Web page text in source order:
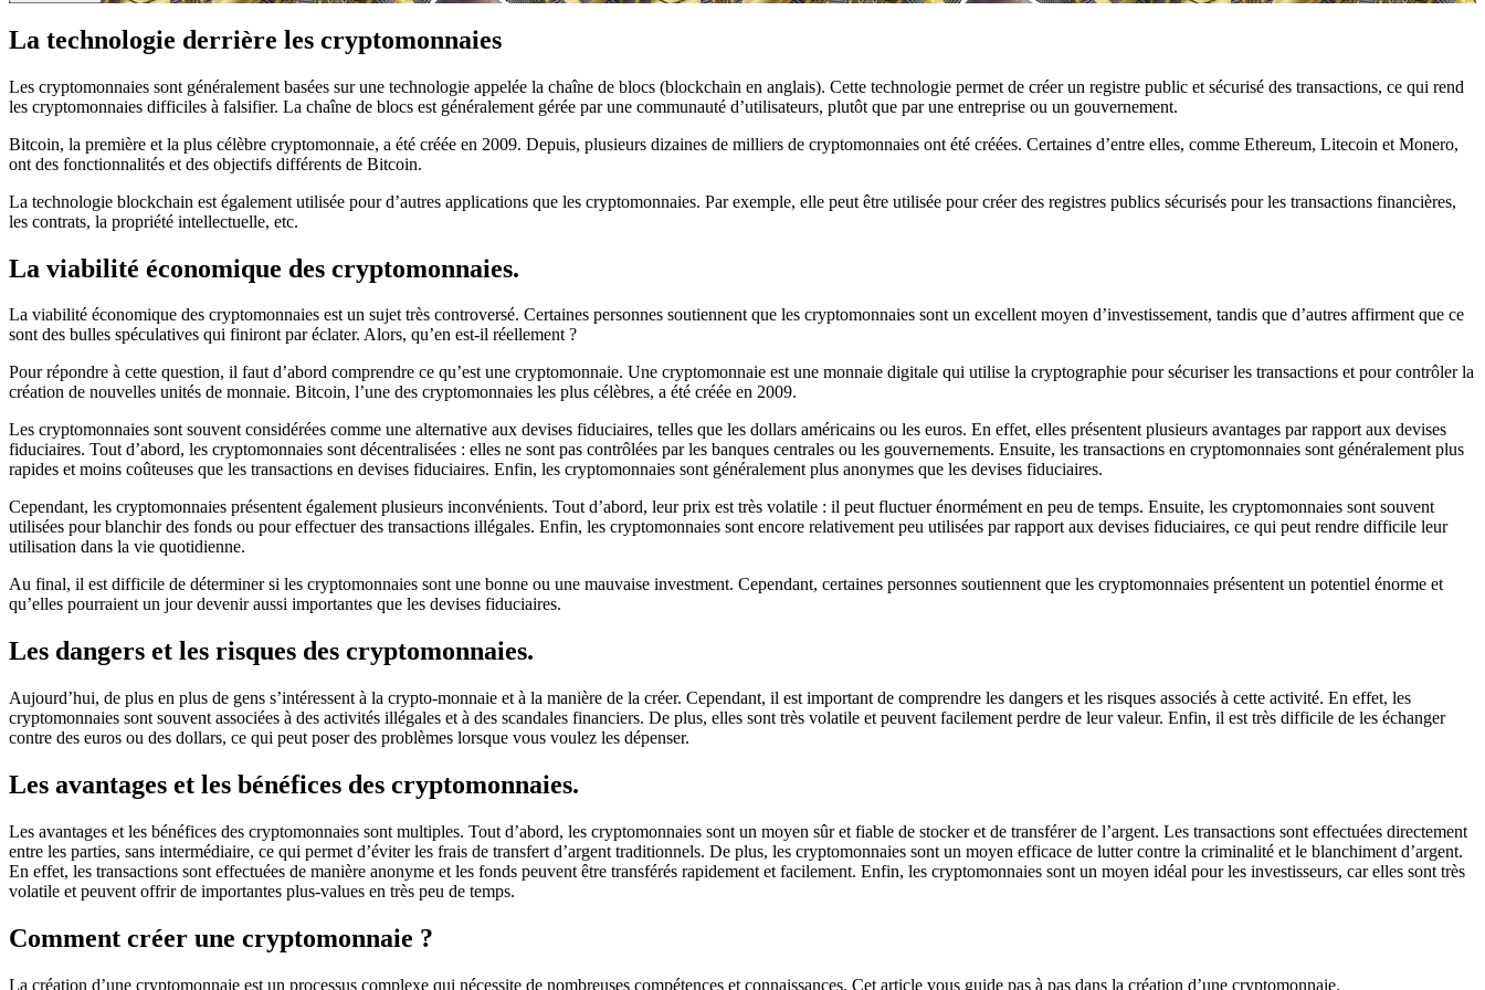
La technologie derrière les cryptomonnaies
Les cryptomonnaies sont généralement basées sur une technologie appelée la chaîne de blocs (blockchain en anglais). Cette technologie permet de créer un registre public et sécurisé des transactions, ce qui rend
les cryptomonnaies difficiles à falsifier. La chaîne de blocs est généralement gérée par une communauté d’utilisateurs, plutôt que par une entreprise ou un gouvernement.
Bitcoin, la première et la plus célèbre cryptomonnaie, a été créée en 2009. Depuis, plusieurs dizaines de milliers de cryptomonnaies ont été créées. Certaines d’entre elles, comme Ethereum, Litecoin et Monero,
ont des fonctionnalités et des objectifs différents de Bitcoin.
La technologie blockchain est également utilisée pour d’autres applications que les cryptomonnaies. Par exemple, elle peut être utilisée pour créer des registres publics sécurisés pour les transactions financières,
les contrats, la propriété intellectuelle, etc.
La viabilité économique des cryptomonnaies.
La viabilité économique des cryptomonnaies est un sujet très controversé. Certaines personnes soutiennent que les cryptomonnaies sont un excellent moyen d’investissement, tandis que d’autres affirment que ce
sont des bulles spéculatives qui finiront par éclater. Alors, qu’en est-il réellement ?
Pour répondre à cette question, il faut d’abord comprendre ce qu’est une cryptomonnaie. Une cryptomonnaie est une monnaie digitale qui utilise la cryptographie pour sécuriser les transactions et pour contrôler la
création de nouvelles unités de monnaie. Bitcoin, l’une des cryptomonnaies les plus célèbres, a été créée en 2009.
Les cryptomonnaies sont souvent considérées comme une alternative aux devises fiduciaires, telles que les dollars américains ou les euros. En effet, elles présentent plusieurs avantages par rapport aux devises
fiduciaires. Tout d’abord, les cryptomonnaies sont décentralisées : elles ne sont pas contrôlées par les banques centrales ou les gouvernements. Ensuite, les transactions en cryptomonnaies sont généralement plus
rapides et moins coûteuses que les transactions en devises fiduciaires. Enfin, les cryptomonnaies sont généralement plus anonymes que les devises fiduciaires.
Cependant, les cryptomonnaies présentent également plusieurs inconvénients. Tout d’abord, leur prix est très volatile : il peut fluctuer énormément en peu de temps. Ensuite, les cryptomonnaies sont souvent
utilisées pour blanchir des fonds ou pour effectuer des transactions illégales. Enfin, les cryptomonnaies sont encore relativement peu utilisées par rapport aux devises fiduciaires, ce qui peut rendre difficile leur
utilisation dans la vie quotidienne.
Au final, il est difficile de déterminer si les cryptomonnaies sont une bonne ou une mauvaise investment. Cependant, certaines personnes soutiennent que les cryptomonnaies présentent un potentiel énorme et
qu’elles pourraient un jour devenir aussi importantes que les devises fiduciaires.
Les dangers et les risques des cryptomonnaies.
Aujourd’hui, de plus en plus de gens s’intéressent à la crypto-monnaie et à la manière de la créer. Cependant, il est important de comprendre les dangers et les risques associés à cette activité. En effet, les
cryptomonnaies sont souvent associées à des activités illégales et à des scandales financiers. De plus, elles sont très volatile et peuvent facilement perdre de leur valeur. Enfin, il est très difficile de les échanger
contre des euros ou des dollars, ce qui peut poser des problèmes lorsque vous voulez les dépenser.
Les avantages et les bénéfices des cryptomonnaies.
Les avantages et les bénéfices des cryptomonnaies sont multiples. Tout d’abord, les cryptomonnaies sont un moyen sûr et fiable de stocker et de transférer de l’argent. Les transactions sont effectuées directement
entre les parties, sans intermédiaire, ce qui permet d’éviter les frais de transfert d’argent traditionnels. De plus, les cryptomonnaies sont un moyen efficace de lutter contre la criminalité et le blanchiment d’argent.
En effet, les transactions sont effectuées de manière anonyme et les fonds peuvent être transférés rapidement et facilement. Enfin, les cryptomonnaies sont un moyen idéal pour les investisseurs, car elles sont très
volatile et peuvent offrir de importantes plus-values en très peu de temps.
Comment créer une cryptomonnaie ?
La création d’une cryptomonnaie est un processus complexe qui nécessite de nombreuses compétences et connaissances. Cet article vous guide pas à pas dans la création d’une cryptomonnaie.